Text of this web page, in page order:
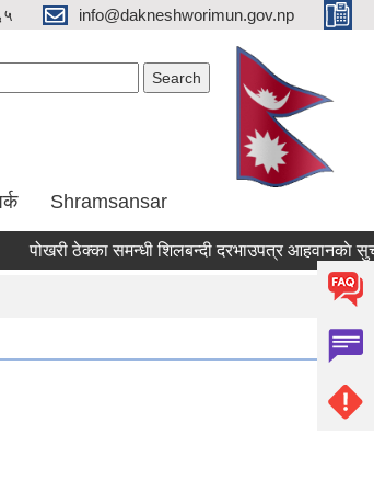
info@dakneshworimun.gov.np
Shramsansar
पोखरी ठेक्का समन्धी शिलबन्दी दरभाउपत्र आहवानकाे सुचना